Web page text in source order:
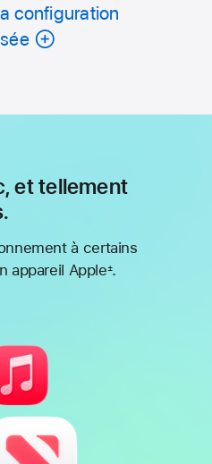
configuration
et tellement
à certains
appareil Apple±.